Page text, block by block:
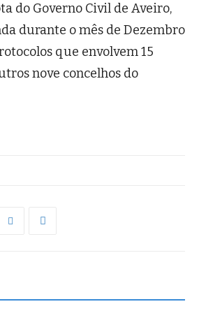
do Governo Civil de Aveiro,
durante o mês de Dezembro
que envolvem 15
nove concelhos do